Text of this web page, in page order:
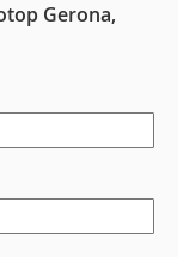
Gerona,